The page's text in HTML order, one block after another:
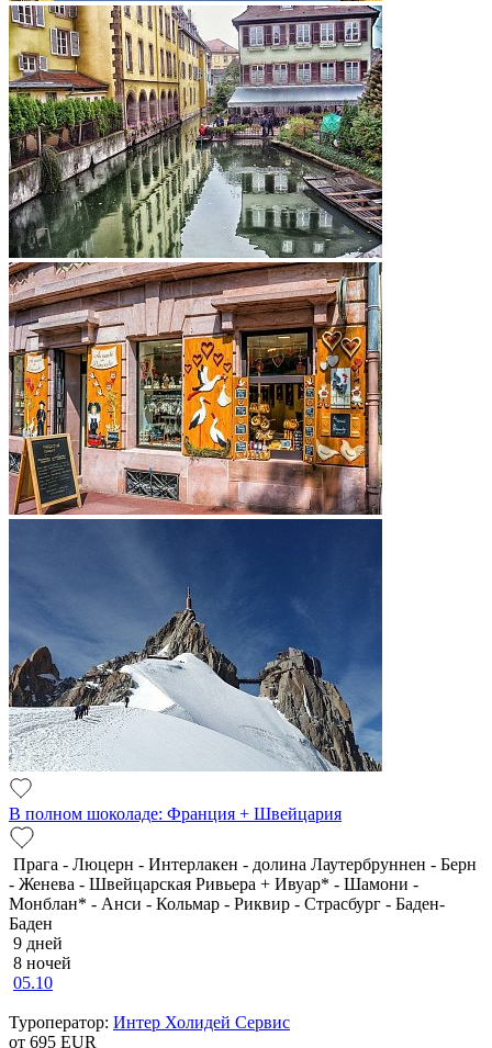
В полном шоколаде: Франция + Швейцария
Прага - Люцерн - Интерлакен - долина Лаутербруннен - Берн
- Женева - Швейцарская Ривьера + Ивуар* - Шамони -
Монблан* - Анси - Кольмар - Риквир - Страсбург - Баден-
Баден
9 дней
8 ночей
05.10
Туроператор: Интер Холидей Сервис
от 695 EUR